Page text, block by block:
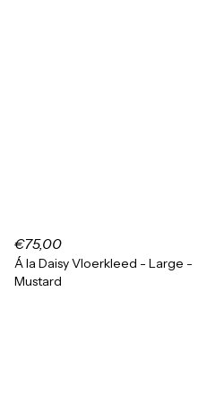
€75,00
Á la Daisy Vloerkleed - Large -
Mustard